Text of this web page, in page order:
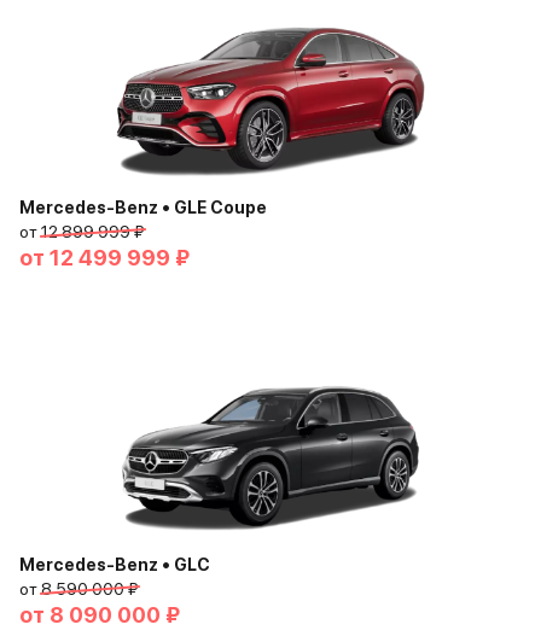
Mercedes-Benz • GLE Coupe
от12 899 999 ₽
от 12 499 999 ₽
Mercedes-Benz • GLC
от8 590 000 ₽
от 8 090 000 ₽